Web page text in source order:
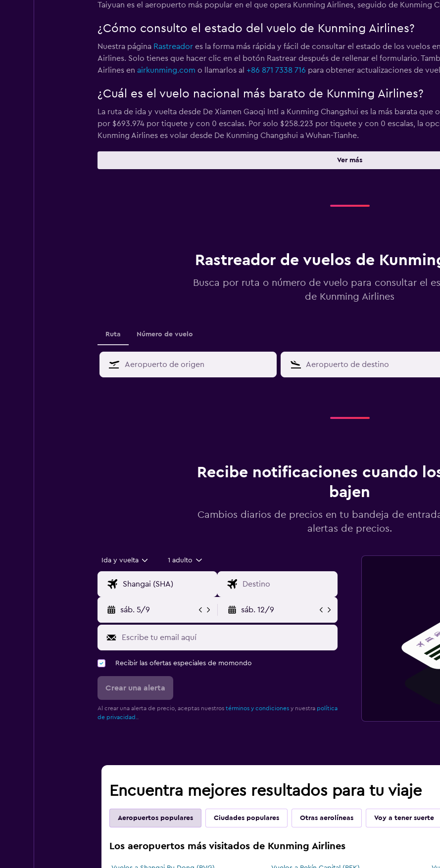
Taiyuan es el aeropuerto más popular en el que opera Kunming Airlines, seguido de Kunming
¿Cómo consulto el estado del vuelo de Kunming Airlines?
Nuestra página Rastreadores la forma más rápida y fácil de consultar el estado de los vuelos
Airlines. Solo tienes que hacer clic en el botón Rastrear después de rellenar el formulario.
Airlines en airkunming.com o llamarlos al +86 871 7338 716 para obtener actualizaciones de
¿Cuál es el vuelo nacional más barato de Kunming Airlines?
La ruta de ida y vuelta desde De Xiamen Gaoqi Intl a Kunming Changshui es la más barata
por $693.974 por tiquete y con 0 escalas. Por solo $258.223 por tiquete y con 0 escalas, la
Kunming Airlines es volar desde De Kunming Changshui a Wuhan-Tianhe.
Ver más
Rastreador de vuelos de
Busca por ruta o número de vuelo para consultar el
de Kunming Airlines
Ruta Número de vuelo
Recibe notificaciones cuando
bajen
Cambios diarios de precios en tu bandeja de
alertas de precios.
Ida y vuelta 1 adulto
sáb. 5/9 sáb. 12/9
Recibir las ofertas especiales de momondo
Crear una alerta
Al crear una alerta de precio, aceptas nuestros términos y condicionesy nuestra política
de privacidad.
Encuentra mejores resultados para tu viaje
Aeropuertos populares Ciudades populares Otras aerolíneas Voy a tener suerte
Los aeropuertos más visitados de Kunming Airlines